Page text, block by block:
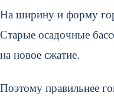
На ширину и форму
Старые осадочные
на новое сжатие.
Поэтому правильнее